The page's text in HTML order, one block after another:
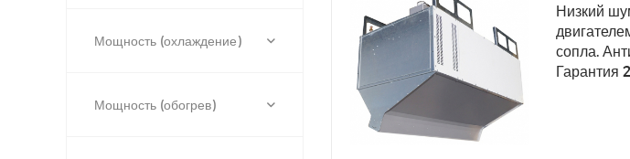
Мощность (охлаждение)
Мощность (обогрев)
Низкий
сопла.
Гарантия